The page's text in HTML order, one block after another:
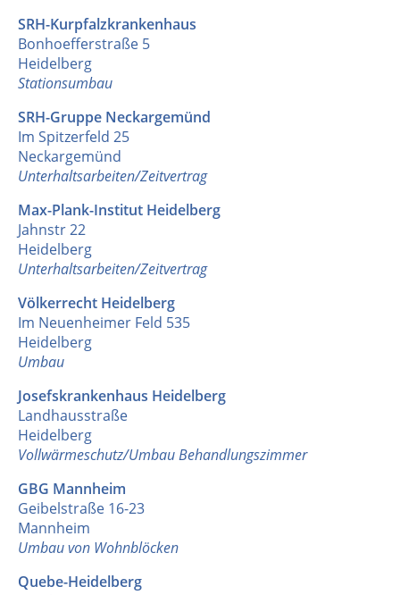
SRH-Kurpfalzkrankenhaus
Bonhoefferstraße 5
Heidelberg
Stationsumbau
SRH-Gruppe Neckargemünd
Im Spitzerfeld 25
Neckargemünd
Unterhaltsarbeiten/Zeitvertrag
Max-Plank-Institut Heidelberg
Jahnstr 22
Heidelberg
Unterhaltsarbeiten/Zeitvertrag
Völkerrecht Heidelberg
Im Neuenheimer Feld 535
Heidelberg
Umbau
Josefskrankenhaus Heidelberg
Landhausstraße
Heidelberg
Vollwärmeschutz/Umbau Behandlungszimmer
GBG Mannheim
Geibelstraße 16-23
Mannheim
Umbau von Wohnblöcken
Quebe-Heidelberg